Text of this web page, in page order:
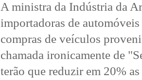
A ministra da Indústria da
importadoras de
compras de veículos
chamada ironicamente de
terão que reduzir em 20%